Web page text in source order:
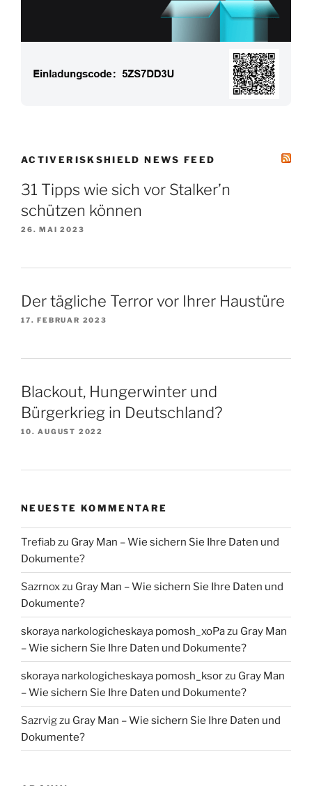
ACTIVERISKSHIELD NEWS FEED
31 Tipps wie sich vor Stalker’n
schützen können
26. MAI 2023
Der tägliche Terror vor Ihrer Haustüre
17. FEBRUAR 2023
Blackout, Hungerwinter und
Bürgerkrieg in Deutschland?
10. AUGUST 2022
NEUESTE KOMMENTARE
Trefiabzu Gray Man – Wie sichern Sie Ihre Daten und
Dokumente?
Sazrnoxzu Gray Man – Wie sichern Sie Ihre Daten und
Dokumente?
skoraya narkologicheskaya pomosh_xoPazu Gray Man
– Wie sichern Sie Ihre Daten und Dokumente?
skoraya narkologicheskaya pomosh_ksorzu Gray Man
– Wie sichern Sie Ihre Daten und Dokumente?
Sazrvigzu Gray Man – Wie sichern Sie Ihre Daten und
Dokumente?